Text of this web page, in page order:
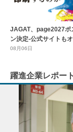
JAGAT、page2027ポ
ン決定-公式サイトも
08月06日
躍進企業レポート